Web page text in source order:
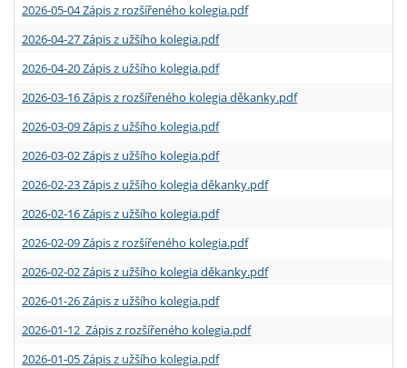
2026-05-04 Zápis z rozšířeného kolegia.pdf
2026-04-27 Zápis z užšího kolegia.pdf
2026-04-20 Zápis z užšího kolegia.pdf
2026-03-16 Zápis z rozšířeného kolegia děkanky.pdf
2026-03-09 Zápis z užšího kolegia.pdf
2026-03-02 Zápis z užšího kolegia.pdf
2026-02-23 Zápis z užšího kolegia děkanky.pdf
2026-02-16 Zápis z užšího kolegia.pdf
2026-02-09 Zápis z rozšířeného kolegia.pdf
2026-02-02 Zápis z užšího kolegia děkanky.pdf
2026-01-26 Zápis z užšího kolegia.pdf
2026-01-12 Zápis z rozšířeného kolegia.pdf
2026-01-05 Zápis z užšího kolegia.pdf